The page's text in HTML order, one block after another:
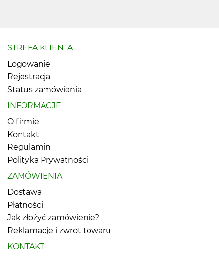
STREFA KLIENTA
Logowanie
Rejestracja
Status zamówienia
INFORMACJE
O firmie
Kontakt
Regulamin
Polityka Prywatności
ZAMÓWIENIA
Dostawa
Płatności
Jak złożyć zamówienie?
Reklamacje i zwrot towaru
KONTAKT